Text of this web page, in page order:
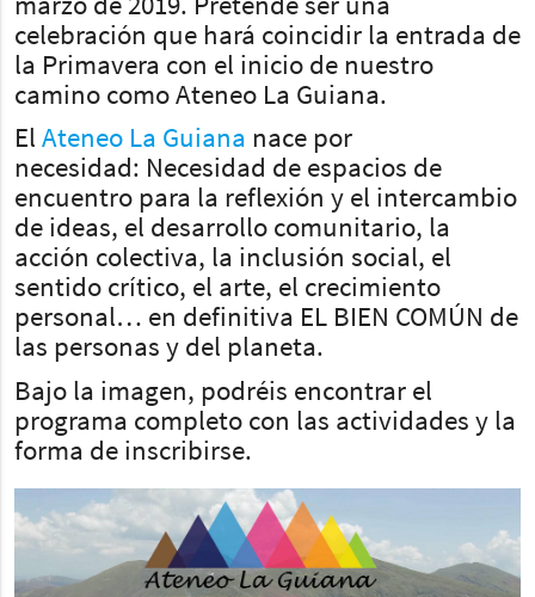
marzo de 2019. Pretende ser una
celebración que hará coincidir la entrada de
la Primavera con el inicio de nuestro
camino como Ateneo La Guiana.
El Ateneo La Guiana nace por
necesidad: Necesidad de espacios de
encuentro para la reflexión y el intercambio
de ideas, el desarrollo comunitario, la
acción colectiva, la inclusión social, el
sentido crítico, el arte, el crecimiento
personal… en definitiva EL BIEN COMÚN de
las personas y del planeta.
Bajo la imagen, podréis encontrar el
programa completo con las actividades y la
forma de inscribirse.